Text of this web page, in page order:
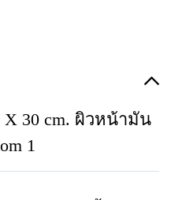
X 30 cm. ผิวหน้ามัน
1